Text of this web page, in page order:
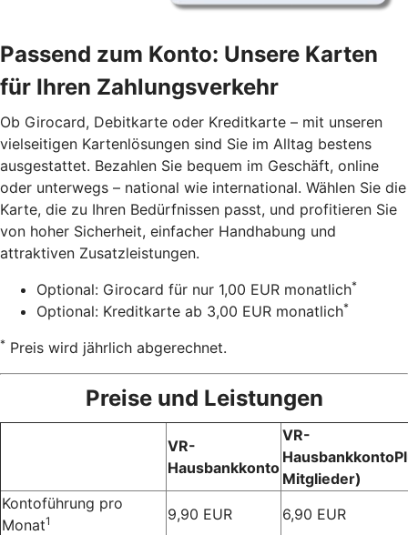
Passend zum Konto: Unsere Karten
für Ihren Zahlungsverkehr
Ob Girocard, Debitkarte oder Kreditkarte – mit unseren
vielseitigen Kartenlösungen sind Sie im Alltag bestens
ausgestattet. Bezahlen Sie bequem im Geschäft, online
oder unterwegs – national wie international. Wählen Sie die
Karte, die zu Ihren Bedürfnissen passt, und profitieren Sie
von hoher Sicherheit, einfacher Handhabung und
attraktiven Zusatzleistungen.
Optional: Girocard für nur 1,00 EUR monatlich*
Optional: Kreditkarte ab 3,00 EUR monatlich*
* Preis wird jährlich abgerechnet.
Preise und Leistungen
VR-
Hausbankkonto
VR-
Mitglieder)
Kontoführung pro
Monat1 9,90 EUR
6,90 EUR